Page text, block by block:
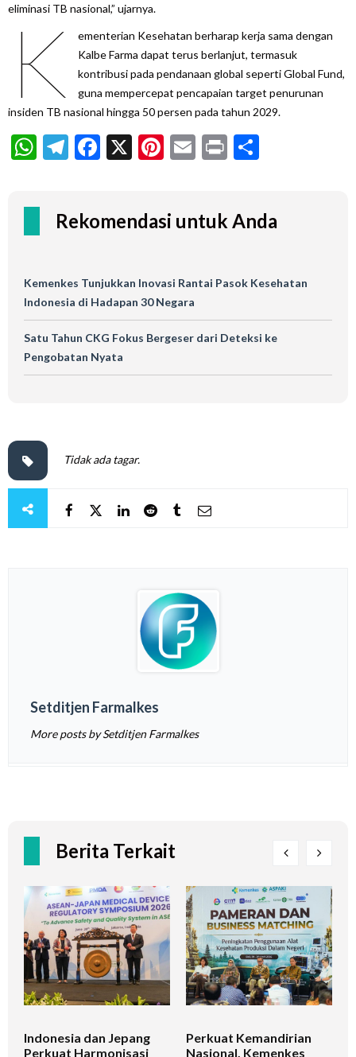
eliminasi TB nasional,” ujarnya.
K
ementerian Kesehatan berharap kerja sama dengan
Kalbe Farma dapat terus berlanjut, termasuk
kontribusi pada pendanaan global seperti Global Fund,
guna mempercepat pencapaian target penurunan
insiden TB nasional hingga 50 persen pada tahun 2029.
WhatsApp
Telegram
Facebook
X Pinterest
Email
Print
Rekomendasi untuk Anda
Kemenkes Tunjukkan Inovasi Rantai Pasok Kesehatan
Indonesia di Hadapan 30 Negara
Satu Tahun CKG Fokus Bergeser dari Deteksi ke
Pengobatan Nyata
Tidak ada tagar.
Setditjen Farmalkes
More posts by Setditjen Farmalkes
Berita Terkait
Indonesia dan Jepang
Perkuat Harmonisasi
Perkuat Kemandirian
Nasional, Kemenkes